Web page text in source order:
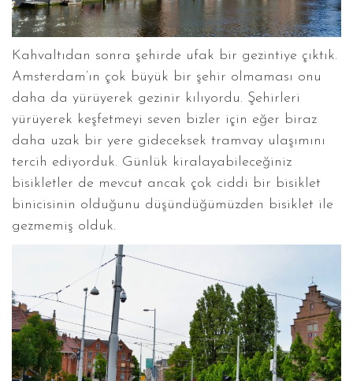
Kahvaltıdan sonra şehirde ufak bir gezintiye çıktık.
Amsterdam’ın çok büyük bir şehir olmaması onu
daha da yürüyerek gezinir kılıyordu. Şehirleri
yürüyerek keşfetmeyi seven bizler için eğer biraz
daha uzak bir yere gideceksek tramvay ulaşımını
tercih ediyorduk. Günlük kiralayabileceğiniz
bisikletler de mevcut ancak çok ciddi bir bisiklet
binicisinin olduğunu düşündüğümüzden bisiklet ile
gezmemiş olduk.